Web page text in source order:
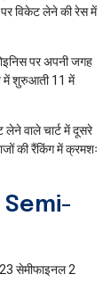
विकेट लेने की रेस में
पर अपनी जगह
में शुरुआती 11 में
वाले चार्ट में दूसरे
की रैंकिंग में क्रमशः
Semi-
सेमीफाइनल 2